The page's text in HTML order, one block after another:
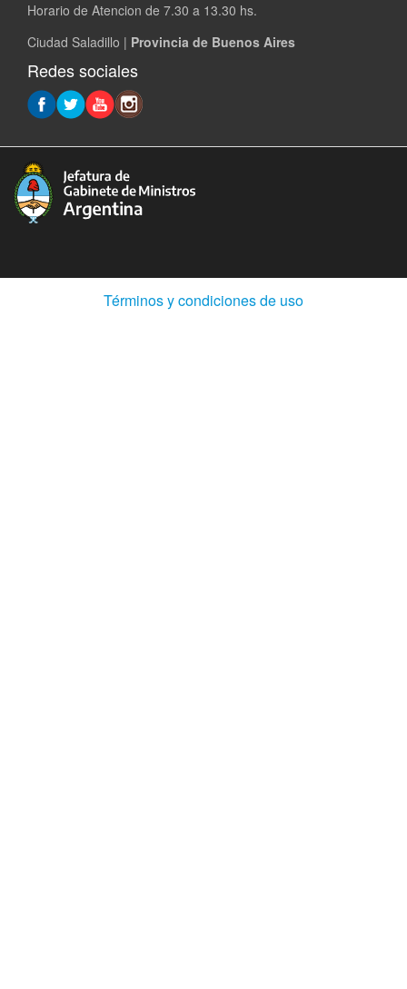
Horario de Atencion de 7.30 a 13.30 hs.
Ciudad Saladillo | Provincia de Buenos Aires
Redes sociales
Términos y condiciones de uso(Abre